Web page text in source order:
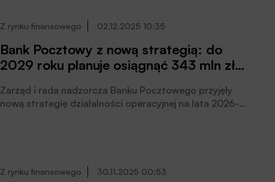
banku. Tym samym, wraz z siecią zagranicznych
w 7 krajach UE oraz poprzez KredoBank w Ukrainie,
czytamy w informacji prasowej banku.
Z rynku finansowego 02.12.2025 10:35
Bank Pocztowy z nową strategią: do
2029 roku planuje osiągnąć 343 mln zł
Zarząd i rada nadzorcza Banku Pocztowego przyjęły
nową strategię działalności operacyjnej na lata 2026-
strategicznych znalazły się między innymi obsługa
Z rynku finansowego 30.11.2025 00:53